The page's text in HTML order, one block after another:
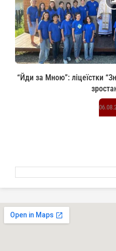
“Йди за Мною”: ліцеїстки